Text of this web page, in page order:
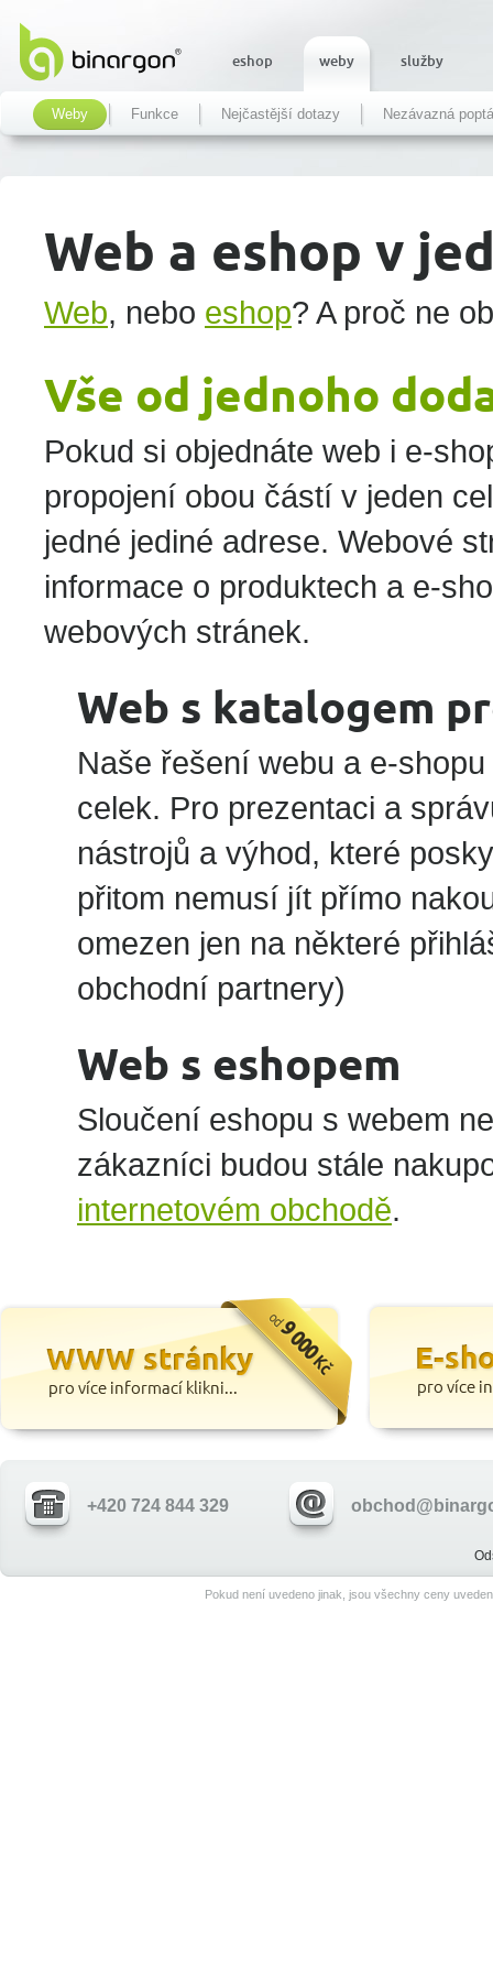
Web a eshop v
Web, nebo eshop? A proč ne
Vše od jednoho
Pokud si objednáte web i e-
propojení obou částí v jeden
jedné jediné adrese. Webové
informace o produktech a e-
webových stránek.
Web s katalogem
Naše řešení webu a e-
celek. Pro prezentaci a
nástrojů a výhod, které
přitom nemusí jít přímo
omezen jen na některé
obchodní partnery)
Web s eshopem
Sloučení eshopu s webem
zákazníci budou stále
internetovém obchodě.
+420 724 844 329
Pokud není uvedeno jinak, jsou všechny ceny
eshop weby služby
Weby Funkce Nejčastější dotazy Nezávazná